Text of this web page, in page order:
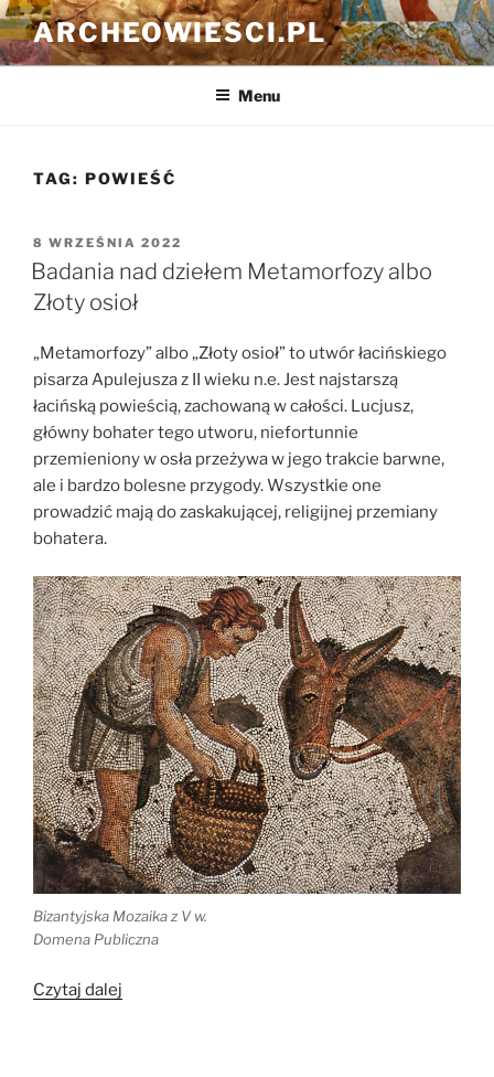
Przejdź
do
treści
ARCHEOWIESCI.PL
Menu
TAG: POWIEŚĆ
OPUBLIKOWANE
W
8 WRZEŚNIA 2022
Badania nad dziełem Metamorfozy albo
Złoty osioł
„Metamorfozy” albo „Złoty osioł” to utwór łacińskiego
pisarza Apulejusza z II wieku n.e. Jest najstarszą
łacińską powieścią, zachowaną w całości. Lucjusz,
główny bohater tego utworu, niefortunnie
przemieniony w osła przeżywa w jego trakcie barwne,
ale i bardzo bolesne przygody. Wszystkie one
prowadzić mają do zaskakującej, religijnej przemiany
bohatera.
Bizantyjska Mozaika z V w.
Domena Publiczna
Czytaj dalej